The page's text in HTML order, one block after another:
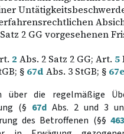
2 GG vorgesehenen
2 Abs. 2 Satz 2 GG; Art. 5
§ 67d Abs. 3 StGB; § 67e
über die regelmäßige
(§ 67dAbs. 2 und 3
des Betroffenen (§§ 463